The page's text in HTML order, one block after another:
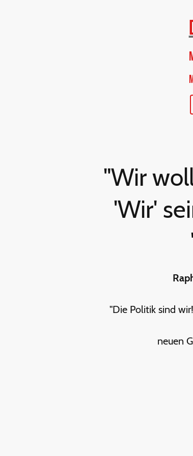
"Wir
'Wir'
"Die Politik sind
neuen